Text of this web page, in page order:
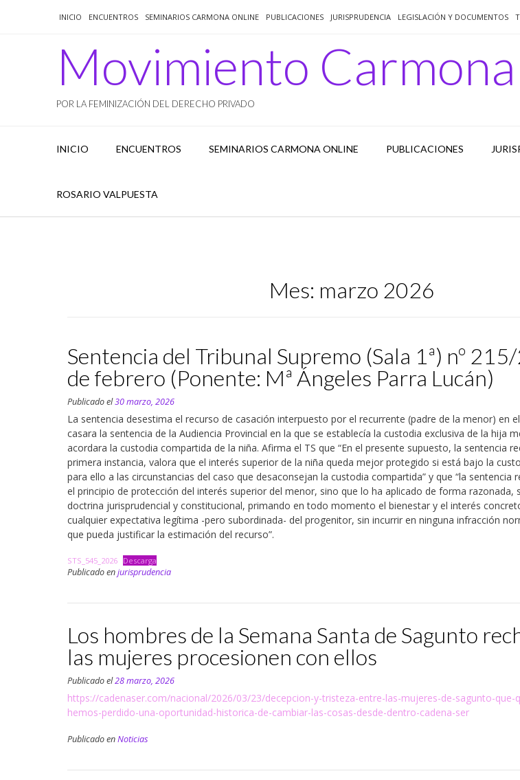
INICIO ENCUENTROS SEMINARIOS CARMONA ONLINE PUBLICACIONES JURISPRUDENCIA LEGISLACIÓN Y DOCUMENTOS
Movimiento Carmona
POR LA FEMINIZACIÓN DEL DERECHO PRIVADO
INICIO ENCUENTROS SEMINARIOS CARMONA ONLINE PUBLICACIONES
ROSARIO VALPUESTA
Mes: marzo 2026
Sentencia del Tribunal Supremo (Sala 1ª) nº
de febrero (Ponente: Mª Ángeles Parra Lucán)
Publicado el30 marzo, 2026
La sentencia desestima el recurso de casación interpuesto por el recurrente (padre de la menor) en
casara la sentencia de la Audiencia Provincial en la que se establecía la custodia exclusiva de la hija
acordara la custodia compartida de la niña. Afirma el TS que “En el presente supuesto, la sentencia
primera instancia, valora que el interés superior de la niña queda mejor protegido si está bajo la
para ello a las circunstancias del caso que desaconsejan la custodia compartida” y que “la sentencia
el principio de protección del interés superior del menor, sino que lo ha aplicado de forma razonada,
doctrina jurisprudencial y constitucional, primando en todo momento el bienestar y el interés
cualquier expectativa legítima -pero subordinada- del progenitor, sin incurrir en ninguna infracción
que pueda justificar la estimación del recurso”.
STS_545_2026 Descarga
Publicado enjurisprudencia
Los hombres de la Semana Santa de Sagunto
las mujeres procesionen con ellos
Publicado el28 marzo, 2026
https://cadenaser.com/nacional/2026/03/23/decepcion-y-tristeza-entre-las-mujeres-de-sagunto-que-
hemos-perdido-una-oportunidad-historica-de-cambiar-las-cosas-desde-dentro-cadena-ser
Publicado enNoticias